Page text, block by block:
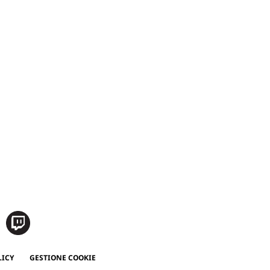
GESTIONE COOKIE